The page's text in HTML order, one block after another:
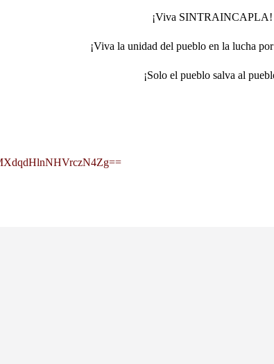
¡Viva SINTRAINCAPLA!
¡Viva la unidad del pueblo en la lucha
¡Solo el pueblo salva al